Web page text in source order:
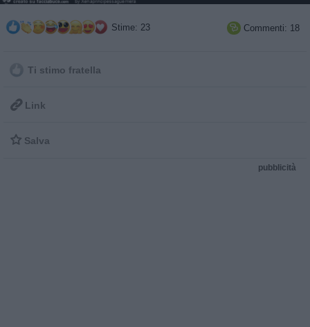
Stime: 23  Commenti: 18
Ti stimo fratella
 Link
 Salva
pubblicità